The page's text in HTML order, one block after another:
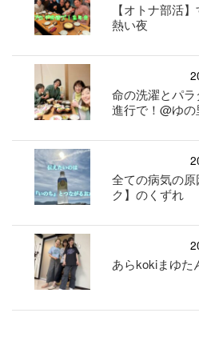
【オトナ部活
熱い夜
命の洗濯とパ
進行で！@ゆの
全ての病気の
ク】のくずれ
あらkokiまゆた